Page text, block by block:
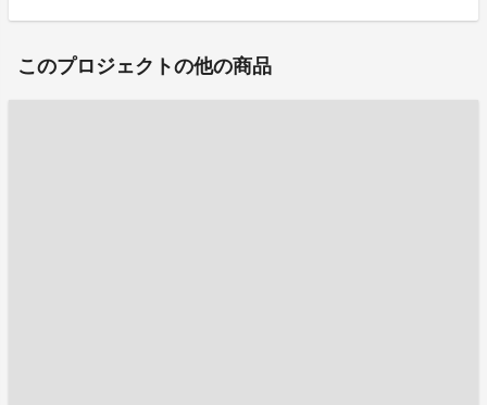
このプロジェクトの他の商品